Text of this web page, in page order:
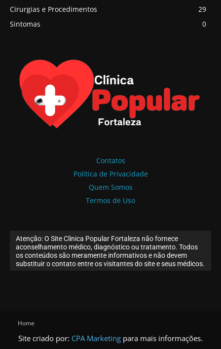
Cirurgias e Procedimentos
29
Sintomas
0
Contatos
Política de Privacidade
Quem Somos
Termos de Uso
Atenção: O Site Clinica Popular Fortaleza não fornece
aconselhamento médico, diagnóstico ou tratamento. Todos
os conteúdos são meramente informativos e não devem
substituir o contato entre os visitantes do site e seus médicos.
Home
Site criado por: CPA Marketing para mais informações.